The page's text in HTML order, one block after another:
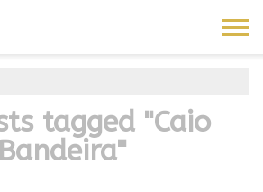
tagged "Caio
Bandeira"